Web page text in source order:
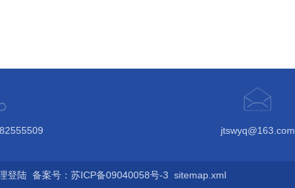
jtswyq@163.com
登陆 备案号：苏ICP备09040058号-3 sitemap.xml